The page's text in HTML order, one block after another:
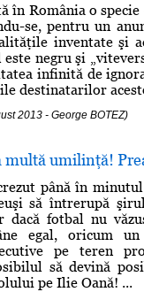
în România o
se, pentru un
inventate şi
negru şi
infinită de
destinatarilor
2013 - George BOTEZ)
multă umilinţă!
până în
să întrerupă
dacă fotbal nu
egal, oricum
pe teren
să devină
pe Ilie Oană! ...